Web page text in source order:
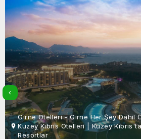
Girne Otelleri - Girne Her Şey Dahil
Kuzey Kıbrıs Otelleri | Kuzey
Resortlar